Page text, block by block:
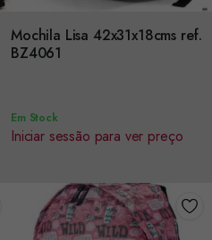
Mochila Lisa 42x31x18cms ref.
BZ4061
Encomendar
Em Stock
Iniciar sessão para ver preço